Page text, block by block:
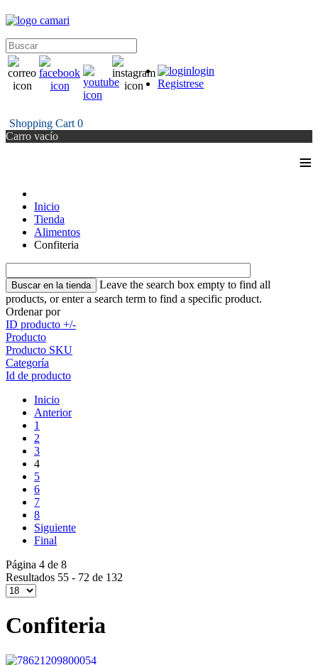
login
Registrese
Shopping Cart 0
Carro vacío
≡
Inicio
Tienda
Alimentos
Confiteria
Leave the search box empty to find all
products, or enter a search term to find a specific product.
Ordenar por
ID producto +/-
Producto
Producto SKU
Categoría
Id de producto
Inicio
Anterior
1
2
3
4
5
6
7
8
Siguiente
Final
Página 4 de 8
Resultados 55 - 72 de 132
Confiteria